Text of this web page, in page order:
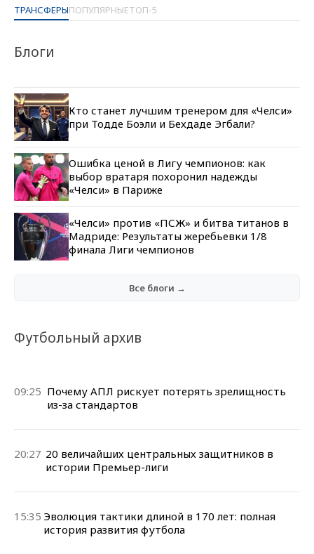
ТРАНСФЕРЫПОПУЛЯРНЫЕТОП-5
Блоги
Кто станет лучшим тренером для «Челси»
при Тодде Боэли и Бехдаде Эгбали?
Ошибка ценой в Лигу чемпионов: как
выбор вратаря похоронил надежды
«Челси» в Париже
«Челси» против «ПСЖ» и битва титанов в
Мадриде: Результаты жеребьевки 1/8
финала Лиги чемпионов
Все блоги →
Футбольный архив
09:25 Почему АПЛ рискует потерять зрелищность
из-за стандартов
20:27 20 величайших центральных защитников в
истории Премьер-лиги
15:35 Эволюция тактики длиной в 170 лет: полная
история развития футбола